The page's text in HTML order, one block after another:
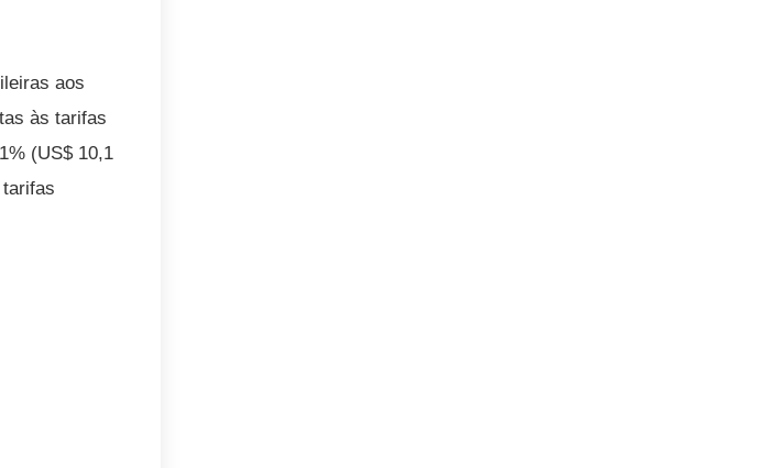
aos
às tarifas
(US$ 10,1